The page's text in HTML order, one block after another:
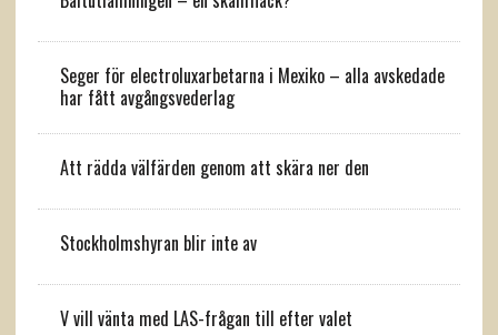
Seger för electroluxarbetarna i Mexiko – alla avskedade
har fått avgångsvederlag
Att rädda välfärden genom att skära ner den
Stockholmshyran blir inte av
V vill vänta med LAS-frågan till efter valet